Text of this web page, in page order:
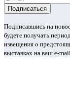
Подписавшись на
будете получать
извещения о
выставках на ваш e-